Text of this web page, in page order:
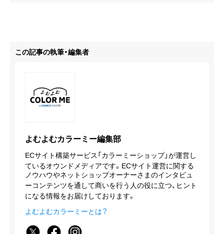
この記事の執筆・編集者
よむよむカラーミー編集部
ECサイト構築サービス「カラーミーショップ」が運営し
ているオウンドメディアです。ECサイト運営に関する
ノウハウやネットショップオーナーさまのインタビュ
ーコンテンツを通して商いを行う人の役に立つ、ヒント
になる情報をお届けしております。
よむよむカラーミーとは？